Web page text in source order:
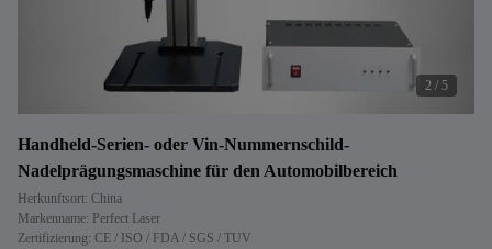
2 / 5
Handheld-Serien- oder Vin-Nummernschild-
Nadelprägungsmaschine für den Automobilbereich
Herkunftsort: China
Markenname: Perfect Laser
Zertifizierung: CE / ISO / FDA / SGS / TUV